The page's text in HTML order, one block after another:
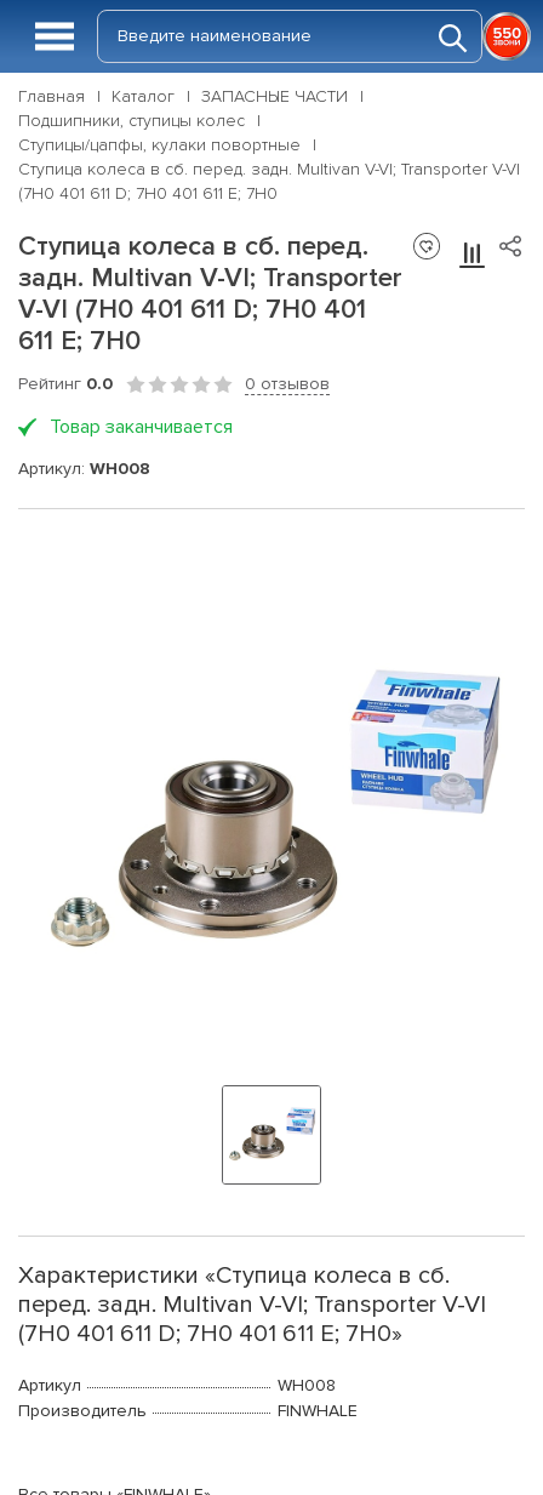
Главная Каталог
ЗАПАСНЫЕ ЧАСТИ
Подшипники, ступицы колес
Ступицы/цапфы, кулаки повортные
Ступица колеса в сб. перед. задн. Multivan V-VI; Transporter V-VI
(7H0 401 611 D; 7H0 401 611 E; 7H0
Ступица колеса в сб. перед.
задн. Multivan V-VI; Transporter
V-VI (7H0 401 611 D; 7H0 401
611 E; 7H0
Рейтинг 0.0 0 отзывов
Товар заканчивается
Артикул: WH008
Характеристики «Ступица колеса в сб.
перед. задн. Multivan V-VI; Transporter V-VI
(7H0 401 611 D; 7H0 401 611 E; 7H0»
Артикул
WH008
Производитель
FINWHALE